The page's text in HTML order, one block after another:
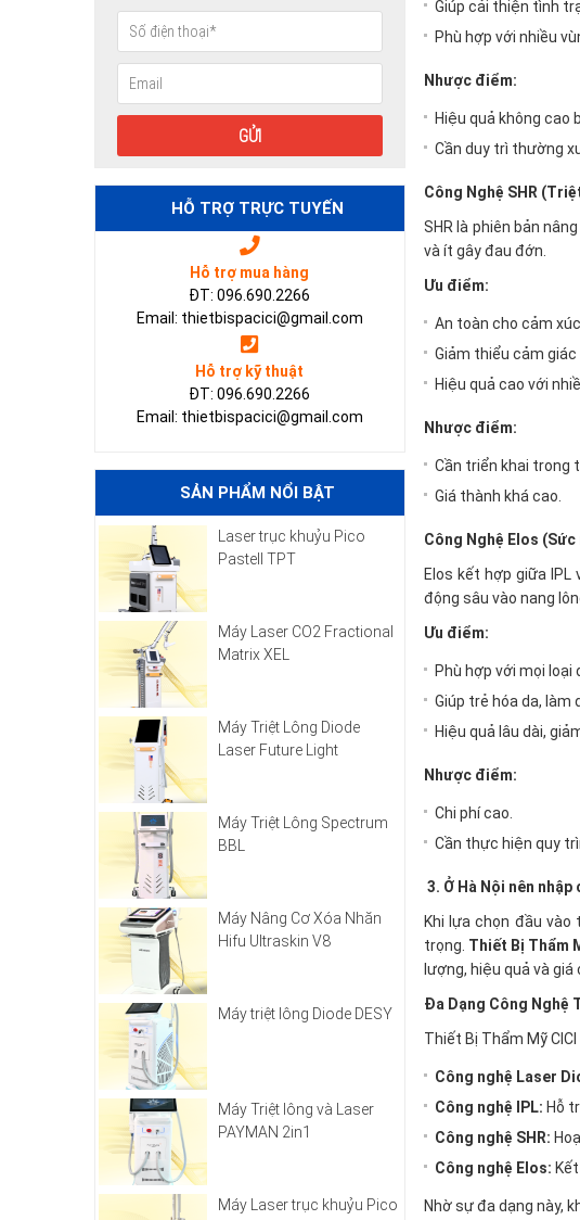
Giúp cải thiện tình
Phù hợp với nhiều
Nhược điểm:
Hiệu quả không cao
Cần duy trì thường
Công Nghệ SHR
SHR là phiên bản
và ít gây đau đớn.
Ưu điểm:
An toàn cho cảm xúc.
Giảm thiểu cảm giác
Hiệu quả cao với
Nhược điểm:
Cần triển khai trong
Giá thành khá cao.
Công Nghệ Elos
Elos kết hợp giữa
động sâu vào nang
Ưu điểm:
Phù hợp với mọi loại
Giúp trẻ hóa da, làm
Hiệu quả lâu dài,
Nhược điểm:
Chi phí cao.
Cần thực hiện quy
3. Ở Hà Nội nên
Khi lựa chọn đầu
trọng. Thiết Bị Thẩm
lượng, hiệu quả và giá
Đa Dạng Công Nghệ
Thiết Bị Thẩm Mỹ
Công nghệ Laser
Công nghệ IPL: Hỗ
Công nghệ SHR:
Công nghệ Elos:
Nhờ sự đa dạng này,
HỖ TRỢ TRỰC TUYẾN
Hỗ trợ mua hàng
ĐT: 096.690.2266
Email: thietbispacici@gmail.com
Hỗ trợ kỹ thuật
ĐT: 096.690.2266
Email: thietbispacici@gmail.com
SẢN PHẨM NỔI BẬT
Laser trục khuỷu Pico
Pastell TPT
Máy Laser CO2 Fractional
Matrix XEL
Máy Triệt Lông Diode
Laser Future Light
Máy Triệt Lông Spectrum
BBL
Máy Nâng Cơ Xóa Nhăn
Hifu Ultraskin V8
Máy triệt lông Diode DESY
Máy Triệt lông và Laser
PAYMAN 2in1
Máy Laser trục khuỷu Pico